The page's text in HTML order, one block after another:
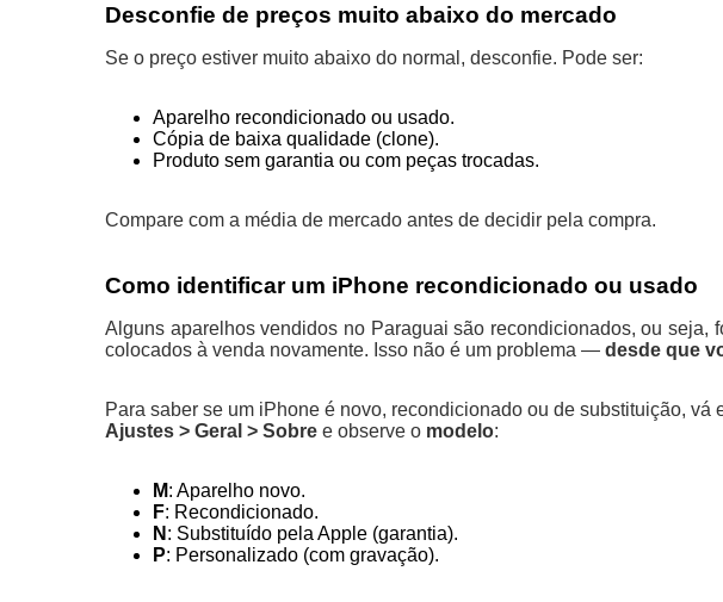
Desconfie de preços muito abaixo do mercado
Se o preço estiver muito abaixo do normal, desconfie. Pode ser:
Aparelho recondicionado ou usado.
Cópia de baixa qualidade (clone).
Produto sem garantia ou com peças trocadas.
Compare com a média de mercado antes de decidir pela compra.
Como identificar um iPhone recondicionado ou usado
Alguns aparelhos vendidos no Paraguai são recondicionados, ou seja,
colocados à venda novamente. Isso não é um problema — desde que
Para saber se um iPhone é novo, recondicionado ou de substituição, vá
Ajustes > Geral > Sobre e observe o modelo:
M: Aparelho novo.
F: Recondicionado.
N : Substituído pela Apple (garantia).
P: Personalizado (com gravação).